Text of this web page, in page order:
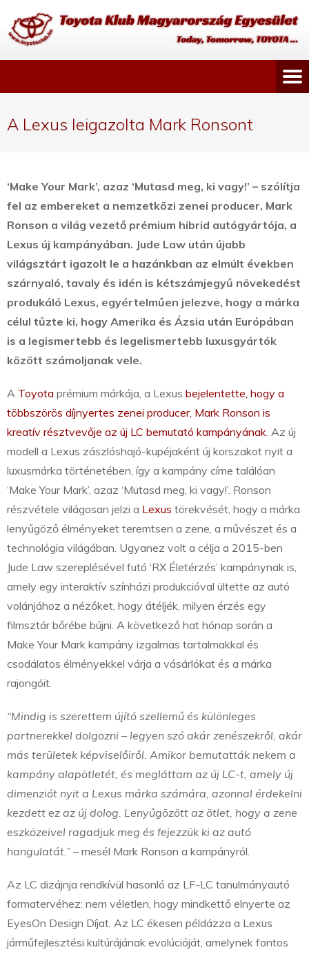
A Lexus leigazolta Mark Ronsont
‘Make Your Mark’, azaz ‘Mutasd meg, ki vagy!’ – szólítja
fel az embereket a nemzetközi zenei producer, Mark
Ronson a világ vezető prémium hibrid autógyártója, a
Lexus új kampányában. Jude Law után újabb
világsztárt igazolt le a hazánkban az elmúlt években
szárnyaló, tavaly és idén is kétszámjegyű növekedést
produkáló Lexus, egyértelműen jelezve, hogy a márka
célul tűzte ki, hogy Amerika és Ázsia után Európában
is a legismertebb és legelismertebb luxusgyártók
között számoljanak vele.
A Toyota prémium márkája, a Lexus bejelentette, hogy a
többszörös díjnyertes zenei producer, Mark Ronson is
kreatív résztvevője az új LC bemutató kampányának. Az új
modell a Lexus zászlóshajó-kupéjaként új korszakot nyit a
luxusmárka történetében, így a kampány címe találóan
‘Make Your Mark’, azaz ‘Mutasd meg, ki vagy!’. Ronson
részvétele világosan jelzi a Lexus törekvését, hogy a márka
lenyűgöző élményeket teremtsen a zene, a művészet és a
technológia világában. Ugyanez volt a célja a 2015-ben
Jude Law szereplésével futó ‘RX Életérzés’ kampánynak is,
amely egy interaktív színházi produkcióval ültette az autó
volánjához a nézőket, hogy átéljék, milyen érzés egy
filmsztár bőrébe bújni. A következő hat hónap során a
Make Your Mark kampány izgalmas tartalmakkal és
csodálatos élményekkel várja a vásárlókat és a márka
rajongóit.
“Mindig is szerettem újító szellemű és különleges
partnerekkel dolgozni – legyen szó akár zenészekről, akár
más területek képviselőiről. Amikor bemutatták nekem a
kampány alapötletét, és megláttam az új LC-t, amely új
dimenziót nyit a Lexus márka számára, azonnal érdekelni
kezdett ez az új dolog. Lenyűgözött az ötlet, hogy a zene
eszközeivel ragadjuk meg és fejezzük ki az autó
hangulatát.” – mesél Mark Ronson a kampányról.
Az LC dizájnja rendkívül hasonló az LF-LC tanulmányautó
formatervéhez: nem véletlen, hogy mindkettő elnyerte az
EyesOn Design Díjat. Az LC ékesen példázza a Lexus
járműfejlesztési kultúrájának evolúcióját, amelynek fontos